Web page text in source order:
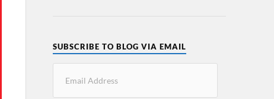
SUBSCRIBE TO BLOG VIA EMAIL